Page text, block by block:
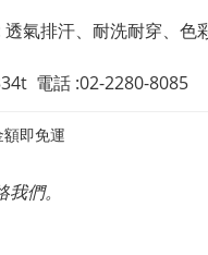
氣排汗、耐洗耐穿、色
電話 :02-2280-8085
即免運
們。